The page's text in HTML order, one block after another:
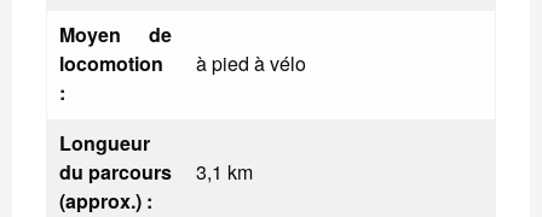
Moyen de
locomotion
:
à pied à vélo
Longueur
du parcours
(approx.) :
3,1 km